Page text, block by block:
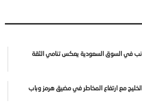
في السوق السعودية يعكس تنامي الثقة
مع ارتفاع المخاطر في مضيق هرمز وباب